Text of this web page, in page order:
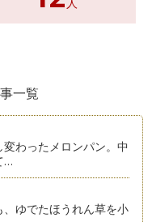
一覧
わったメロンパン。中
…
ゆでたほうれん草を小